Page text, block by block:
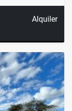
Alquiler